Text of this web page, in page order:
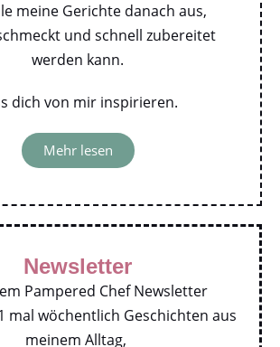
meine Gerichte danach aus,
und schnell zubereitet
werden kann.
dich von mir inspirieren.
Mehr lesen
Newsletter
Pampered Chef Newsletter
mal wöchentlich Geschichten aus
meinem Alltag,